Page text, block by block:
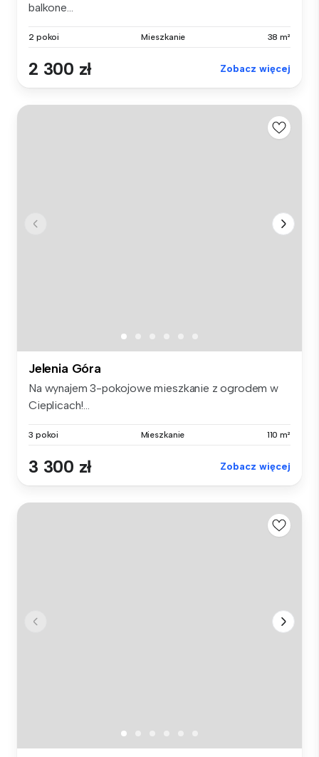
balkone...
2 pokoi Mieszkanie 38 m²
2 300 zł Zobacz więcej
Jelenia Góra
Na wynajem 3-pokojowe mieszkanie z ogrodem w
Cieplicach!...
3 pokoi Mieszkanie 110 m²
3 300 zł Zobacz więcej